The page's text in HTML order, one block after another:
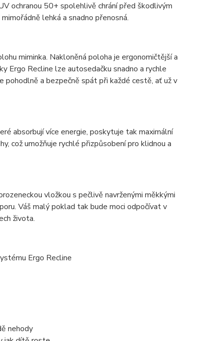
ochranou 50+ spolehlivě chrání před škodlivým
lehká a snadno přenosná.
miminka. Nakloněná poloha je ergonomičtější a
Ergo Recline lze autosedačku snadno a rychle
pohodlně a bezpečně spát při každé cestě, ať už v
absorbují více energie, poskytuje tak maximální
což umožňuje rychlé přizpůsobení pro klidnou a
vložkou s pečlivě navrženými měkkými
Váš malý poklad tak bude moci odpočívat v
života.
Ergo Recline
nehody